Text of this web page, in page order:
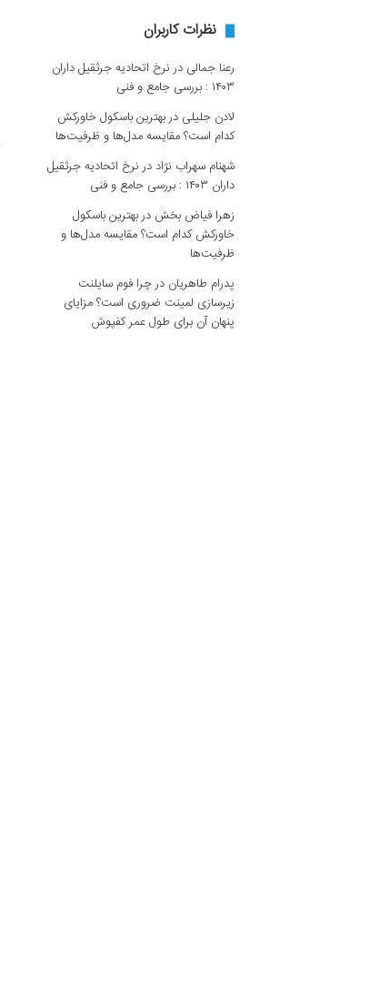
نظرات کاربران
رعنا جمالی درنرخ اتحادیه جرثقیل داران
۱۴۰۳ : بررسی جامع و فنی
لادن جلیلی دربهترین باسکول خاورکش
کدام است؟ مقایسه مدل‌ها و ظرفیت‌ها
شهنام سهراب نژاد درنرخ اتحادیه جرثقیل
داران ۱۴۰۳ : بررسی جامع و فنی
زهرا فیاض بخش دربهترین باسکول
خاورکش کدام است؟ مقایسه مدل‌ها و
ظرفیت‌ها
پدرام طاهریان درچرا فوم سایلنت
زیرسازی لمینت ضروری است؟ مزایای
پنهان آن برای طول عمر کفپوش